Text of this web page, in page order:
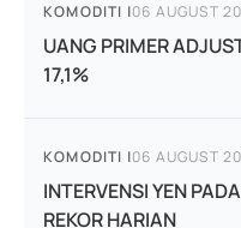
KOMODITI |06 AUGUST
UANG PRIMER
17,1%
KOMODITI |06 AUGUST
INTERVENSI YEN
REKOR HARIAN